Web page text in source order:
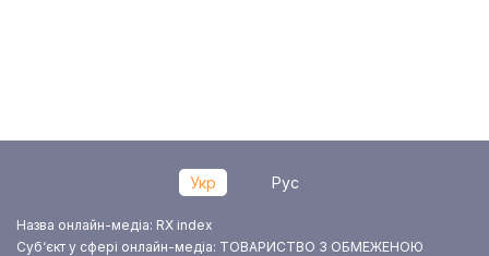
Укр Рус
Назва онлайн-медіа: RX index
Суб‘єкт у сфері онлайн-медіа: ТОВАРИСТВО З ОБМЕЖЕНОЮ